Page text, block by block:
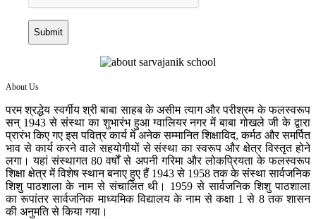
Submit
About Us
परम श्रद्धेय स्वर्गीय श्री बाबा साहब के असीम त्याग और परीश्रम के फलस्वरूप
सन् 1943 से संस्था का शुभारंभ हुआ ग्वालियर नगर में बाबा गोखले जी के द्वारा
प्रारंभ किए गए इस पवित्र कार्य में अनेक सम्मानित शिक्षाविद, कर्मठ और समर्पित
भाव से कार्य करने वाले सहयोगीयों से संस्था का स्वरूप और क्षेत्र विस्तृत होने
लगा। यहां संस्थागत 80 वर्षों से अपनी गरिमा और लोकप्रियता के फलस्वरूप
शिक्षा क्षेत्र में विशेष स्थान बनाए हुए हैं 1943 से 1958 तक के संस्था सार्वजनिक
शिशु पाठशाला के नाम से संचालित थी। 1959 से सार्वजनिक शिशु पाठशाला
का रूपांतर सार्वजनिक माध्यमिक विद्यालय के नाम से कक्षा 1 से 8 तक शासन
की अनुमति से किया गया।